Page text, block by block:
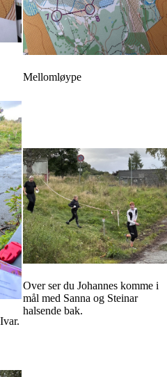
Mellomløype
Over ser du Johannes komme i
mål med Sanna og Steinar
halsende bak.